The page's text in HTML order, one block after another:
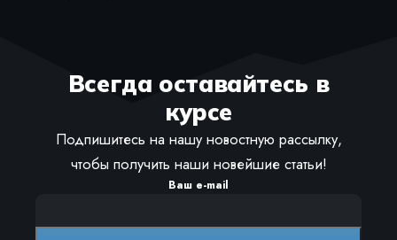
Всегда оставайтесь в
курсе
Подпишитесь на нашу новостную рассылку,
чтобы получить наши новейшие статьи!
Ваш e-mail